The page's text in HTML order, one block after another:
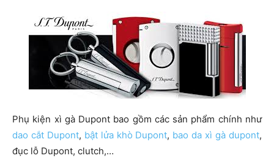
Phụ kiện xì gà Dupont bao gồm các sản phẩm chính như
dao cắt Dupont, bật lửa khò Dupont, bao da xì gà dupont,
đục lỗ Dupont, clutch,…